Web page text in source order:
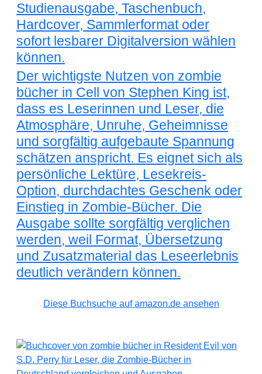
Studienausgabe, Taschenbuch,
Hardcover, Sammlerformat oder
sofort lesbarer Digitalversion wählen
können.
Der wichtigste Nutzen von zombie
bücher in Cell von Stephen King ist,
dass es Leserinnen und Leser, die
Atmosphäre, Unruhe, Geheimnisse
und sorgfältig aufgebaute Spannung
schätzen anspricht. Es eignet sich als
persönliche Lektüre, Lesekreis-
Option, durchdachtes Geschenk oder
Einstieg in Zombie-Bücher. Die
Ausgabe sollte sorgfältig verglichen
werden, weil Format, Übersetzung
und Zusatzmaterial das Leseerlebnis
deutlich verändern können.
Diese Buchsuche auf amazon.de ansehen